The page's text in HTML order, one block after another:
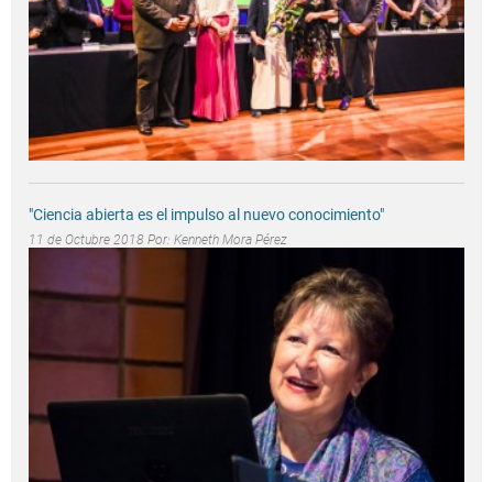
"Ciencia abierta es el impulso al nuevo conocimiento"
11 de Octubre 2018 Por: Kenneth Mora Pérez